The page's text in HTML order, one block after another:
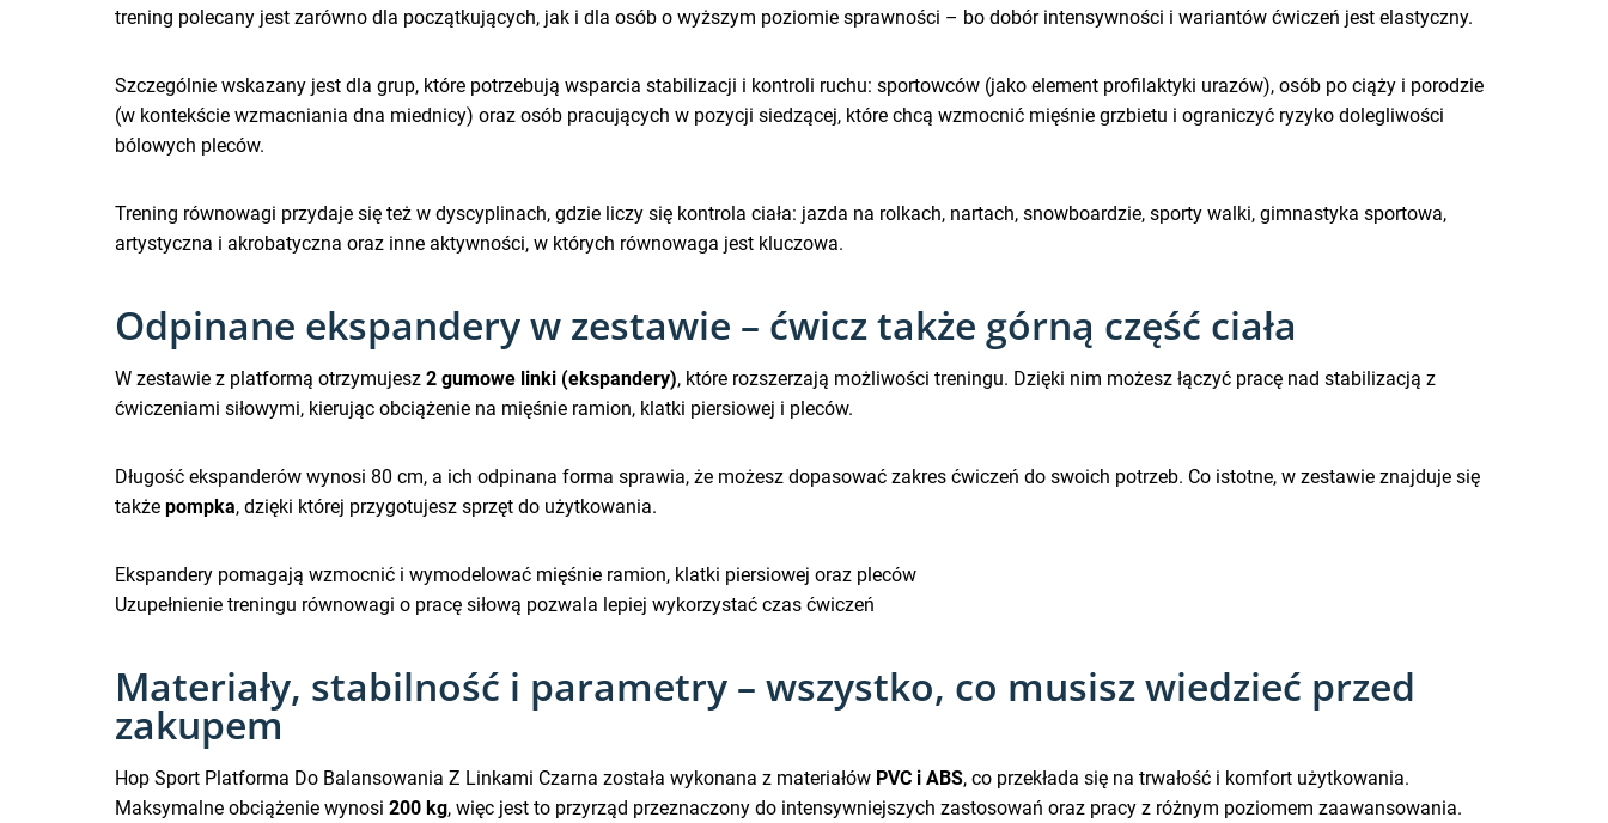
trening polecany jest zarówno dla początkujących, jak i dla osób o wyższym poziomie sprawności – bo dobór intensywności i wariantów ćwiczeń jest elastyczny.
Szczególnie wskazany jest dla grup, które potrzebują wsparcia stabilizacji i kontroli ruchu: sportowców (jako element profilaktyki urazów), osób po ciąży i porodzie
(w kontekście wzmacniania dna miednicy) oraz osób pracujących w pozycji siedzącej, które chcą wzmocnić mięśnie grzbietu i ograniczyć ryzyko dolegliwości
bólowych pleców.
Trening równowagi przydaje się też w dyscyplinach, gdzie liczy się kontrola ciała: jazda na rolkach, nartach, snowboardzie, sporty walki, gimnastyka sportowa,
artystyczna i akrobatyczna oraz inne aktywności, w których równowaga jest kluczowa.
Odpinane ekspandery w zestawie – ćwicz także górną część ciała
W zestawie z platformą otrzymujesz 2 gumowe linki (ekspandery), które rozszerzają możliwości treningu. Dzięki nim możesz łączyć pracę nad stabilizacją z
ćwiczeniami siłowymi, kierując obciążenie na mięśnie ramion, klatki piersiowej i pleców.
Długość ekspanderów wynosi 80 cm, a ich odpinana forma sprawia, że możesz dopasować zakres ćwiczeń do swoich potrzeb. Co istotne, w zestawie znajduje się
także pompka, dzięki której przygotujesz sprzęt do użytkowania.
Ekspandery pomagają wzmocnić i wymodelować mięśnie ramion, klatki piersiowej oraz pleców
Uzupełnienie treningu równowagi o pracę siłową pozwala lepiej wykorzystać czas ćwiczeń
Materiały, stabilność i parametry – wszystko, co musisz wiedzieć przed
zakupem
Hop Sport Platforma Do Balansowania Z Linkami Czarna została wykonana z materiałów PVC i ABS, co przekłada się na trwałość i komfort użytkowania.
Maksymalne obciążenie wynosi 200 kg, więc jest to przyrząd przeznaczony do intensywniejszych zastosowań oraz pracy z różnym poziomem zaawansowania.